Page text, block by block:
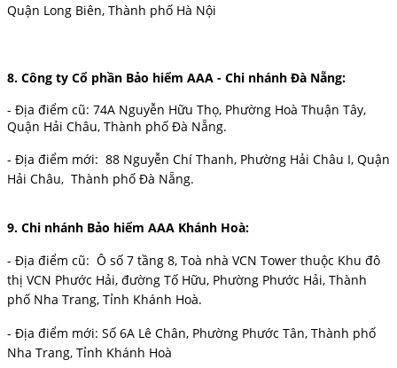
Quận Long Biên, Thành phố Hà Nội
8. Công ty Cổ phần Bảo hiểm AAA - Chi nhánh Đà Nẵng:
- Địa điểm cũ: 74A Nguyễn Hữu Thọ, Phường Hoà Thuận Tây,
Quận Hải Châu, Thành phố Đà Nẵng.
- Địa điểm mới: 88 Nguyễn Chí Thanh, Phường Hải Châu I, Quận
Hải Châu, Thành phố Đà Nẵng.
9. Chi nhánh Bảo hiểm AAA Khánh Hoà:
- Địa điểm cũ: Ô số 7 tầng 8, Toà nhà VCN Tower thuộc Khu đô
thị VCN Phước Hải, đường Tố Hữu, Phường Phước Hải, Thành
phố Nha Trang, Tỉnh Khánh Hoà.
- Địa điểm mới: Số 6A Lê Chân, Phường Phước Tân, Thành phố
Nha Trang, Tỉnh Khánh Hoà